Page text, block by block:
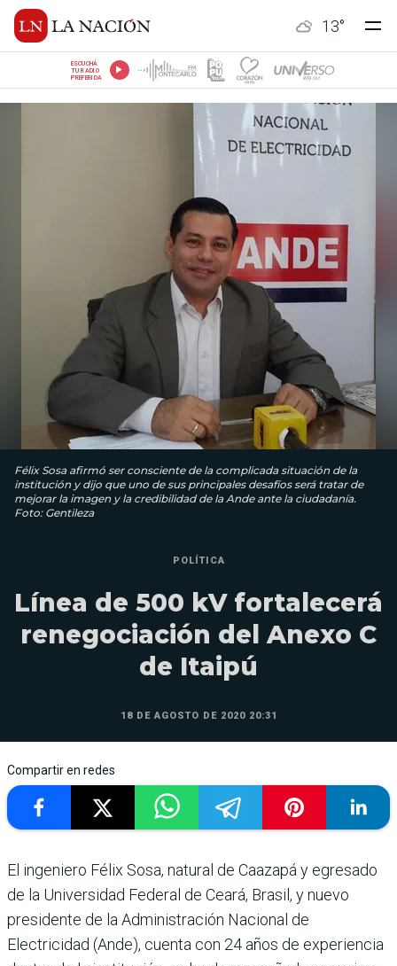
13°
ESCUCHÁ
TU RADIO
PREFERIDA
Félix Sosa afirmó ser consciente de la complicada situación de la
institución y dijo que uno de sus principales desafíos será tratar de
mejorar la imagen y la credibilidad de la Ande ante la ciudadanía.
Foto: Gentileza
POLÍTICA
Línea de 500 kV fortalecerá
renegociación del Anexo C
de Itaipú
18 DE AGOSTO DE 2020 20:31
Compartir en redes
El ingeniero Félix Sosa, natural de Caazapá y egresado
de la Universidad Federal de Ceará, Brasil, y nuevo
presidente de la Administración Nacional de
Electricidad (Ande), cuenta con 24 años de experiencia